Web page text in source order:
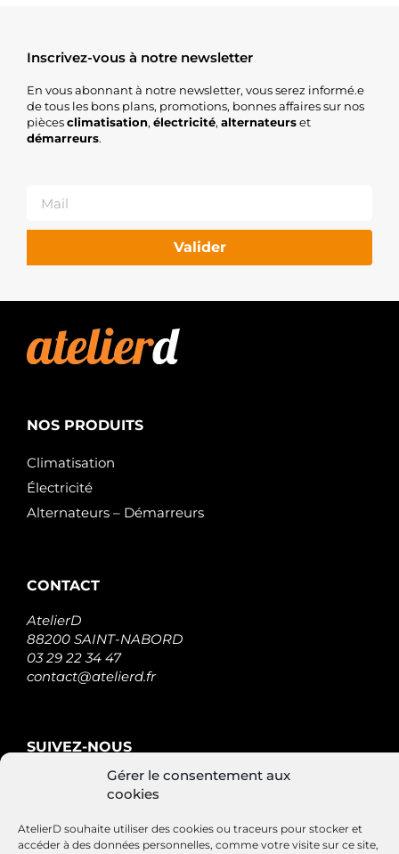
Gérer le consentement aux
cookies
AtelierD souhaite utiliser des cookies ou traceurs pour stocker et
accéder à des données personnelles, comme votre visite sur ce site,
Inscrivez-vous à notre newsletter
En vous abonnant à notre newsletter, vous serez informé.e
de tous les bons plans, promotions, bonnes affaires sur nos
piècesclimatisation, électricité, alternateurset
démarreurs.
Valider
NOS PRODUITS
Climatisation
Électricité
Alternateurs – Démarreurs
CONTACT
AtelierD
88200 SAINT-NABORD
03 29 22 34 47
contact@atelierd.fr
SUIVEZ-NOUS